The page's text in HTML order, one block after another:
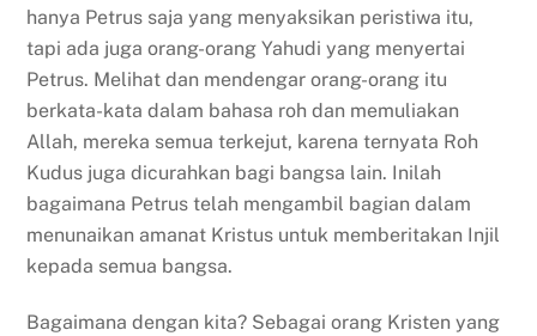
hanya Petrus saja yang menyaksikan peristiwa itu,
tapi ada juga orang-orang Yahudi yang menyertai
Petrus. Melihat dan mendengar orang-orang itu
berkata-kata dalam bahasa roh dan memuliakan
Allah, mereka semua terkejut, karena ternyata Roh
Kudus juga dicurahkan bagi bangsa lain. Inilah
bagaimana Petrus telah mengambil bagian dalam
menunaikan amanat Kristus untuk memberitakan Injil
kepada semua bangsa.
Bagaimana dengan kita? Sebagai orang Kristen yang